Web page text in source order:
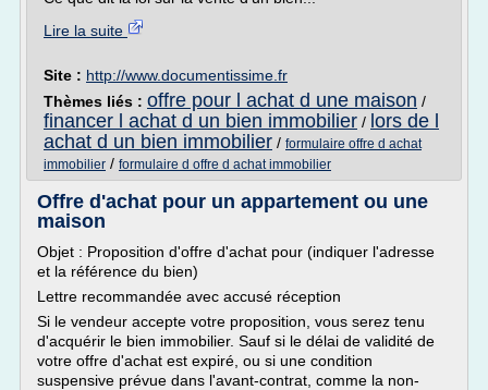
Lire la suite
Site : http://www.documentissime.fr
Thèmes liés : offre pour l achat d une maison /
financer l achat d un bien immobilier / lors de l
achat d un bien immobilier / formulaire offre d achat
immobilier / formulaire d offre d achat immobilier
Offre d'achat pour un appartement ou une
maison
Objet : Proposition d'offre d'achat pour (indiquer l'adresse
et la référence du bien)
Lettre recommandée avec accusé réception
Si le vendeur accepte votre proposition, vous serez tenu
d'acquérir le bien immobilier. Sauf si le délai de validité de
votre offre d'achat est expiré, ou si une condition
suspensive prévue dans l'avant-contrat, comme la non-